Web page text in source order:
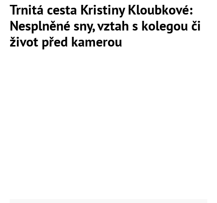
Trnitá cesta Kristiny Kloubkové:
Nesplněné sny, vztah s kolegou či
život před kamerou